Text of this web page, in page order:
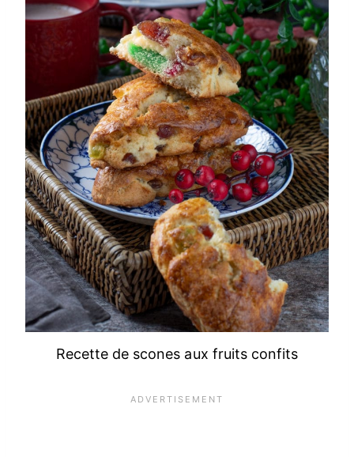
Recette de scones aux fruits confits